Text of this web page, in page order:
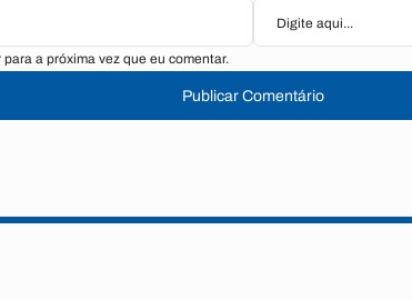
a próxima vez que eu comentar.
Publicar Comentário